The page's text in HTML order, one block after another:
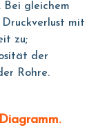
Bei gleichem
Druckverlust mit
zu;
der
Rohre.